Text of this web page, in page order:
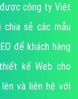
công ty Việt
sẻ các mẫu
để khách hàng
kế Web cho
và liên hệ với